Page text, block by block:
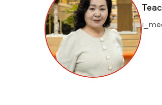
MNU-ге қош
Академиялық өмір